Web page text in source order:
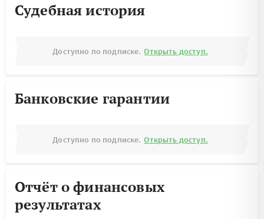
Судебная история
Доступно по подписке. Открыть доступ.
Банковские гарантии
Доступно по подписке. Открыть доступ.
Отчёт о финансовых
результатах